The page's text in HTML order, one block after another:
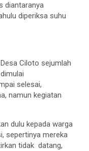
diantaranya
diperiksa suhu
Ciloto sejumlah
selesai,
namun kegiatan
dulu kepada warga
sepertinya mereka
tidak datang,